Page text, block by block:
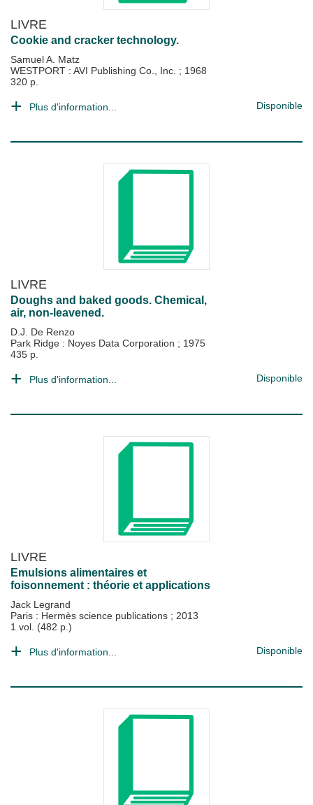
LIVRE
Cookie and cracker technology.
Samuel A. Matz
WESTPORT : AVI Publishing Co., Inc. ; 1968
320 p.
Plus d'information... Disponible
LIVRE
Doughs and baked goods. Chemical,
air, non-leavened.
D.J. De Renzo
Park Ridge : Noyes Data Corporation ; 1975
435 p.
Plus d'information... Disponible
LIVRE
Emulsions alimentaires et
foisonnement : théorie et applications
Jack Legrand
Paris : Hermès science publications ; 2013
1 vol. (482 p.)
Plus d'information... Disponible